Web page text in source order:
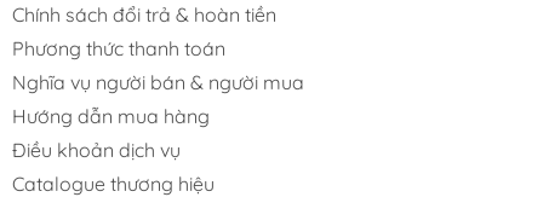
Chính sách đổi trả & hoàn tiền
Phương thức thanh toán
Nghĩa vụ người bán & người mua
Hướng dẫn mua hàng
Điều khoản dịch vụ
Catalogue thương hiệu